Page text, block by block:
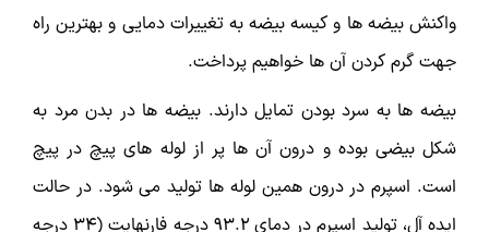
واکنش بیضه ها و کیسه بیضه به تغییرات دمایی و بهترین راه
جهت گرم کردن آن ها خواهیم پرداخت.
بیضه ها به سرد بودن تمایل دارند. بیضه ها در بدن مرد به
شکل بیضی بوده و درون آن ها پر از لوله های پیچ در پیچ
است. اسپرم در درون همین لوله ها تولید می شود. در حالت
ایده آل، تولید اسپرم در دمای ۹۳.۲ درجه فارنهایت (۳۴ درجه